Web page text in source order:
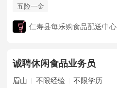
五险一金
仁寿县每乐购食品配送中心
诚聘休闲食品业务员
眉山 不限经验 不限学历